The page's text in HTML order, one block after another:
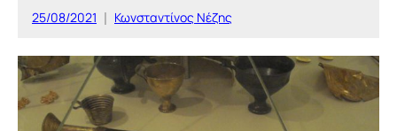
25/08/2021 Κωνσταντίνος Νέζης
ΜΥΘΟΣ
ΚΑΙ
ΙΣΤΟΡΙΑ